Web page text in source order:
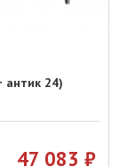
антик 24)
47 083